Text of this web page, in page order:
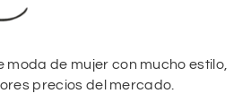
moda de mujer con mucho estilo,
precios del mercado.